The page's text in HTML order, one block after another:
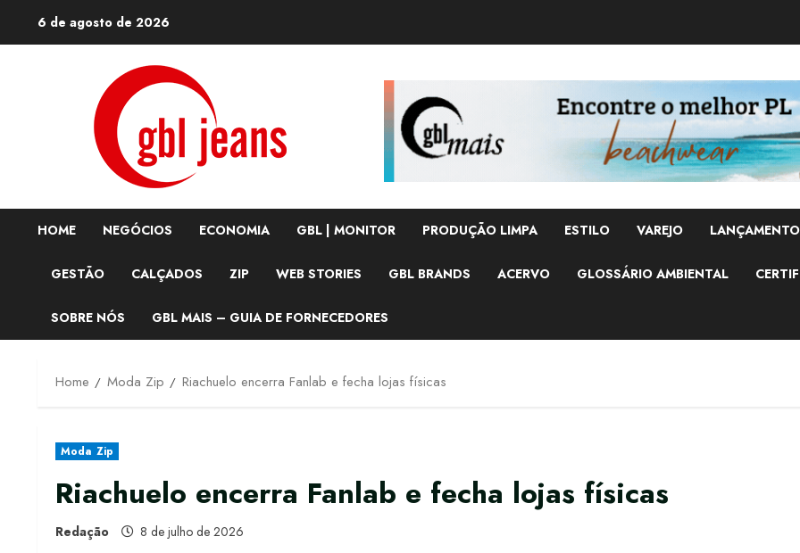
6 de agosto de 2026
HOME NEGÓCIOS ECONOMIA GBL | MONITOR PRODUÇÃO LIMPA ESTILO VAREJO
GESTÃO CALÇADOS ZIP WEB STORIES GBL BRANDS ACERVO GLOSSÁRIO AMBIENTAL
SOBRE NÓS GBL MAIS – GUIA DE FORNECEDORES
Home Moda Zip Riachuelo encerra Fanlab e fecha lojas físicas
Moda Zip
Riachuelo encerra Fanlab e fecha lojas físicas
Redação 8 de julho de 2026